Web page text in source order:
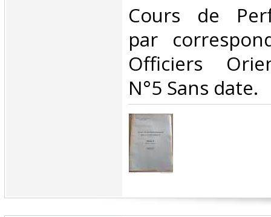
‎Cours de
par
Officiers
N°5 Sans date.‎